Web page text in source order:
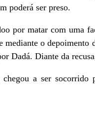
poderá ser preso.
por matar com uma
mediante o
Dadá. Diante da
chegou a ser